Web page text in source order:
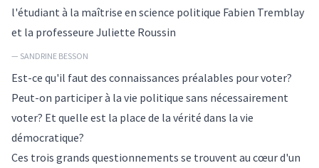
l'étudiant à la maîtrise en science politique Fabien Tremblay
et la professeure Juliette Roussin
— SANDRINE BESSON
Est-ce qu'il faut des connaissances préalables pour voter?
Peut-on participer à la vie politique sans nécessairement
voter? Et quelle est la place de la vérité dans la vie
démocratique?
Ces trois grands questionnements se trouvent au cœur d'un